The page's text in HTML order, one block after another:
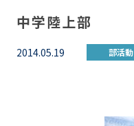
中学陸上部
2014.05.19 部活動